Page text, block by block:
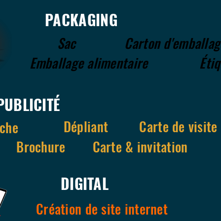
PACKAGING
Sac
Carton
Emballage alimentaire
Brochure
Dépliant Carte de visite
Carte & invitation
DIGITAL
Création de site internet